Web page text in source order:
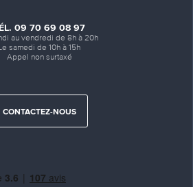
09 70 69 08 97
au vendredi de 8h à 20h
samedi de 10h à 15h
Appel non surtaxé
CONTACTEZ-NOUS